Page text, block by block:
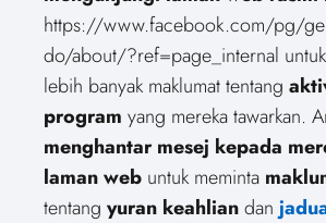
https://www.facebook.com/pg/
do/about/?ref=page_internal
lebih banyak maklumat tentang
program yang mereka tawarkan.
menghantar mesej kepada
laman web untuk meminta
tentang yuran keahliandan